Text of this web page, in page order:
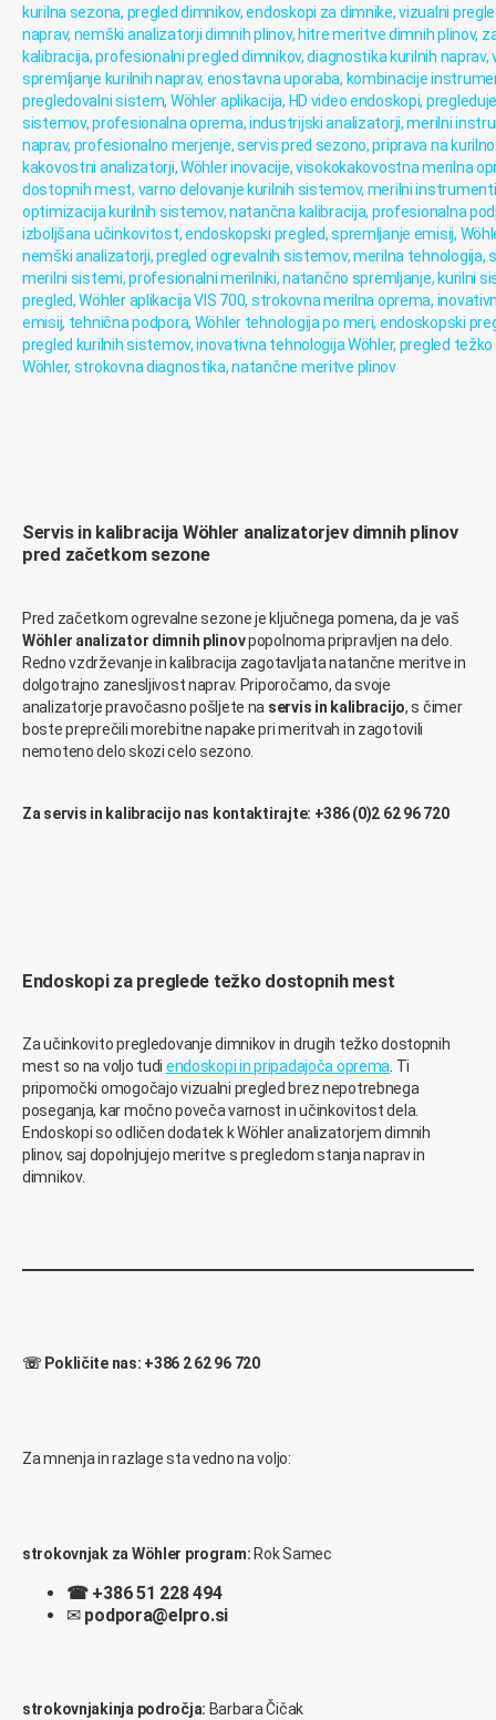
Servis in kalibracija Wöhler analizatorjev dimnih plinov
pred začetkom sezone
Pred začetkom ogrevalne sezone je ključnega pomena, da je vaš
Wöhler analizator dimnih plinovpopolnoma pripravljen na delo.
Redno vzdrževanje in kalibracija zagotavljata natančne meritve in
dolgotrajno zanesljivost naprav. Priporočamo, da svoje
analizatorje pravočasno pošljete na servis in kalibracijo, s čimer
boste preprečili morebitne napake pri meritvah in zagotovili
nemoteno delo skozi celo sezono.
Za servis in kalibracijo nas kontaktirajte: +386 (0)2 62 96 720
Endoskopi za preglede težko dostopnih mest
Za učinkovito pregledovanje dimnikov in drugih težko dostopnih
mest so na voljo tudi endoskopi in pripadajoča oprema. Ti
pripomočki omogočajo vizualni pregled brez nepotrebnega
poseganja, kar močno poveča varnost in učinkovitost dela.
Endoskopi so odličen dodatek k Wöhler analizatorjem dimnih
plinov, saj dopolnjujejo meritve s pregledom stanja naprav in
dimnikov.
☏ Pokličite nas: +386 2 62 96 720
Za mnenja in razlage sta vedno na voljo:
strokovnjak za Wöhler program: Rok Samec
☎ +386 51 228 494
✉ podpora@elpro.si
strokovnjakinja področja: Barbara Čičak